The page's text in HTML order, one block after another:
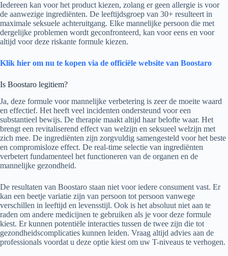
Iedereen kan voor het product kiezen, zolang er geen allergie is voor
de aanwezige ingrediënten. De leeftijdsgroep van 30+ resulteert in
maximale seksuele achteruitgang. Elke mannelijke persoon die met
dergelijke problemen wordt geconfronteerd, kan voor eens en voor
altijd voor deze riskante formule kiezen.
Klik hier om nu te kopen via de officiële website van Boostaro
Is Boostaro legitiem?
Ja, deze formule voor mannelijke verbetering is zeer de moeite waard
en effectief. Het heeft veel incidenten ondersteund voor een
substantieel bewijs. De therapie maakt altijd haar belofte waar. Het
brengt een revitaliserend effect van welzijn en seksueel welzijn met
zich mee. De ingrediënten zijn zorgvuldig samengesteld voor het beste
en compromisloze effect. De real-time selectie van ingrediënten
verbetert fundamenteel het functioneren van de organen en de
mannelijke gezondheid.
De resultaten van Boostaro staan ​​niet voor iedere consument vast. Er
kan een beetje variatie zijn van persoon tot persoon vanwege
verschillen in leeftijd en levensstijl. Ook is het absoluut niet aan te
raden om andere medicijnen te gebruiken als je voor deze formule
kiest. Er kunnen potentiële interacties tussen de twee zijn die tot
gezondheidscomplicaties kunnen leiden. Vraag altijd advies aan de
professionals voordat u deze optie kiest om uw T-niveaus te verhogen.